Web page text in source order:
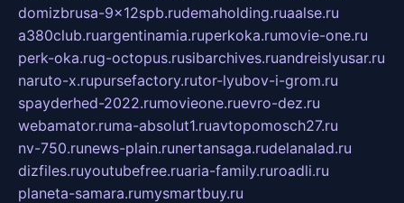
domizbrusa-9x12spb.rudemaholding.ruaalse.ru
a380club.ruargentinamia.ruperkoka.rumovie-one.ru
perk-oka.rug-octopus.rusibarchives.ruandreislyusar.ru
naruto-x.rupursefactory.rutor-lyubov-i-grom.ru
spayderhed-2022.rumovieone.ruevro-dez.ru
webamator.ruma-absolut1.ruavtopomosch27.ru
nv-750.runews-plain.runertansaga.rudelanalad.ru
dizfiles.ruyoutubefree.ruaria-family.ruroadli.ru
planeta-samara.rumysmartbuy.ru